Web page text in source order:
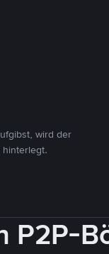
wird der
hinterlegt.
P2P-